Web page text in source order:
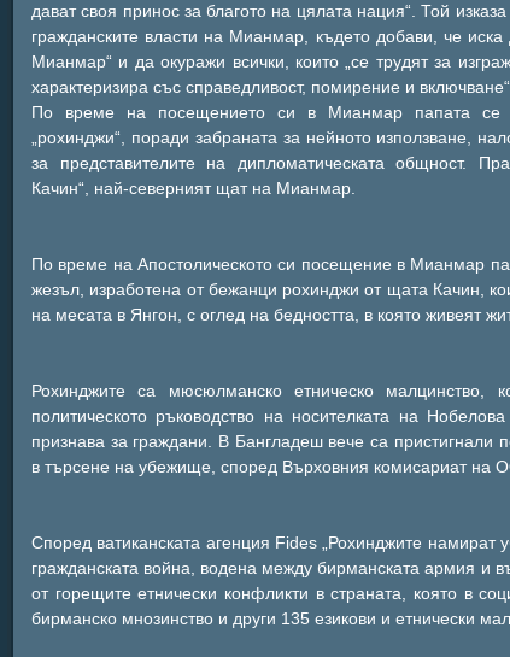
дават своя принос за благото на цялата нация“. Той
гражданските власти на Мианмар, където добави, че
Мианмар“ и да окуражи всички, които „се трудят за
характеризира със справедливост, помирение и включване“.
По време на посещението си в Мианмар папата се
„рохинджи“, поради забраната за нейното използване,
за представителите на дипломатическата общност.
Качин“, най-северният щат на Мианмар.
По време на Апостолическото си посещение в Мианмар
жезъл, изработена от бежанци рохинджи от щата Качин,
на месата в Янгон, с оглед на бедността, в която живеят
Рохинджите са мюсюлманско етническо малцинство,
политическото ръководство на носителката на
признава за граждани. В Бангладеш вече са пристигнали
в търсене на убежище, според Върховния комисариат на
Според ватиканската агенция Fides „Рохинджите
гражданската война, водена между бирманската армия и
от горещите етнически конфликти в страната, която в
бирманско мнозинство и други 135 езикови и етнически